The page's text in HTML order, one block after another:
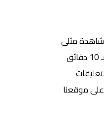
مثلى
على موقعنا